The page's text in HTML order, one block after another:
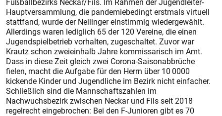
Hauptversammlung, die pandemiebedingt erstmals virtuell
stattfand, wurde der Nellinger einstimmig wiedergewählt.
Allerdings waren lediglich 65 der 120 Vereine, die einen
Jugendspielbetrieb vorhalten, zugeschaltet. Zuvor war
Krautz schon zweieinhalb Jahre kommissarisch im Amt.
Dass in diese Zeit gleich zwei Corona-Saisonabbrüche
fielen, macht die Aufgabe für den Herrn über 10 0000
kickende Kinder und Jugendliche im Bezirk nicht einfacher.
Schließlich sind die Mannschaftszahlen im
Nachwuchsbezirk zwischen Neckar und Fils seit 2018
regelrecht eingebrochen: Bei den F-Junioren gibt es 70